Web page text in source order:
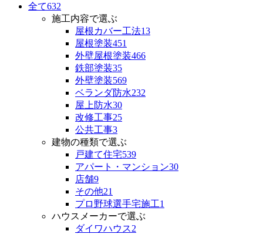
全て632
施工内容で選ぶ
屋根カバー工法13
屋根塗装451
外壁屋根塗装466
鉄部塗装35
外壁塗装569
ベランダ防水232
屋上防水30
改修工事25
公共工事3
建物の種類で選ぶ
戸建て住宅539
アパート・マンション30
店舗9
その他21
プロ野球選手宅施工1
ハウスメーカーで選ぶ
ダイワハウス2